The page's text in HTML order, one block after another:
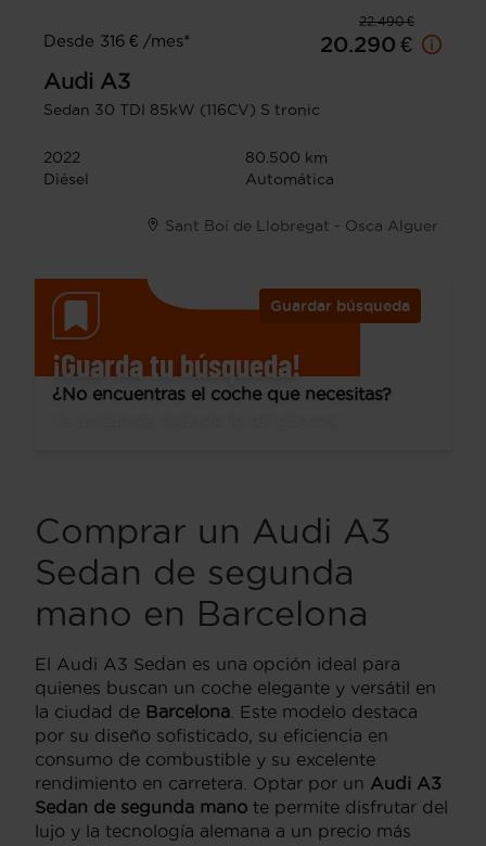
22.490 €
Desde 316 € /mes*
20.290 €
Audi A3
Sedan 30 TDI 85kW (116CV) S tronic
2022
80.500 km
Diésel
Automática
Sant Boi de Llobregat - Osca Alguer
Guardar búsqueda
¡Guarda tu búsqueda!
¿No encuentras el coche que necesitas?
Comprar un Audi A3
Sedan de segunda
mano en Barcelona
El Audi A3 Sedan es una opción ideal para
quienes buscan un coche elegante y versátil en
la ciudad de Barcelona . Este modelo destaca
por su diseño sofisticado, su eficiencia en
consumo de combustible y su excelente
rendimiento en carretera. Optar por un Audi A3
Sedan de segunda mano te permite disfrutar del
lujo y la tecnología alemana a un precio más